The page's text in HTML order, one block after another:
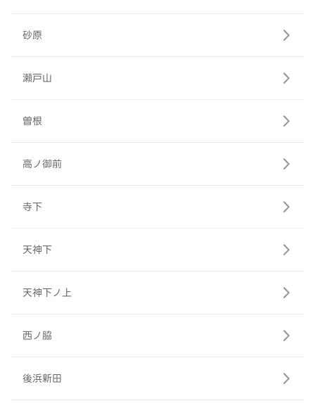
砂原
瀬戸山
曽根
高ノ御前
寺下
天神下
天神下ノ上
西ノ脇
後浜新田